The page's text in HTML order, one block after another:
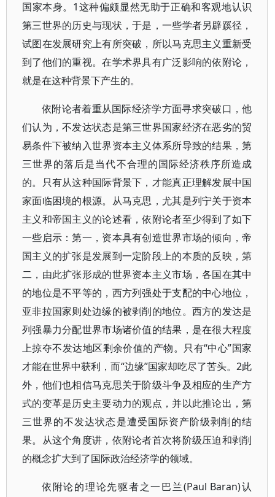
国家本身。1这种偏颇显然无助于正确和客观地认识
第三世界的历史与现状，于是，一些学者另辟蹊径，
试图在发展研究上有所突破，所以马克思主义重新受
到了他们的重视。在学术界具有广泛影响的依附论，
就是在这种背景下产生的。
依附论者着重从国际经济学方面寻求突破口，他
们认为，不发达状态是第三世界国家经济在恶劣的贸
易条件下被纳入世界资本主义体系所导致的结果，第
三世界的落后是当代不合理的国际经济秩序所造成
的。只有从这种国际背景下，才能真正理解发展中国
家面临困境的根源。从马克思，尤其是列宁关于资本
主义和帝国主义的论述看，依附论者至少得到了如下
一些启示：第一，资本具有创造世界市场的倾向，帝
国主义的扩张是发展到一定阶段上的本质的反映，第
二，由此扩张形成的世界资本主义市场，各国在其中
的地位是不平等的，西方列强处于支配的中心地位，
亚非拉国家则处边缘的被剥削的地位。西方的发达是
列强暴力分配世界市场诸价值的结果，是在很大程度
上掠夺不发达地区剩余价值的产物。只有“中心”国家
才能在世界中获利，而“边缘”国家却吃尽了苦头。2此
外，他们也相信马克思关于阶级斗争及相应的生产方
式的变革是历史主要动力的观点，并以此推论出，第
三世界的不发达状态是遭受国际资产阶级剥削的结
果。从这个角度讲，依附论者首次将阶级压迫和剥削
的概念扩大到了国际政治经济学的领域。
依附论的理论先驱者之一巴兰(Paul Baran)认